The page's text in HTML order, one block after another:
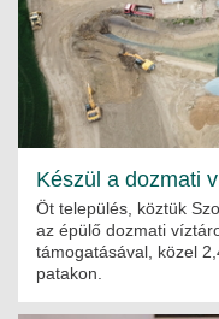
Készül a dozmati
Öt település, köztük
az épülő dozmati
támogatásával, közel
patakon.